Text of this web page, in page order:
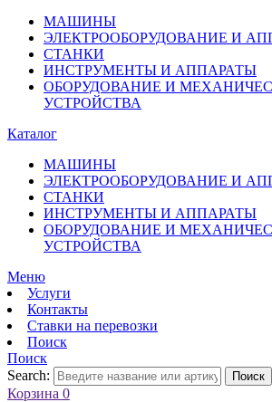
МАШИНЫ
ЭЛЕКТРООБОРУДОВАНИЕ И
СТАНКИ
ИНСТРУМЕНТЫ И АППАРАТЫ
ОБОРУДОВАНИЕ И
УСТРОЙСТВА
Каталог
МАШИНЫ
ЭЛЕКТРООБОРУДОВАНИЕ И
СТАНКИ
ИНСТРУМЕНТЫ И АППАРАТЫ
ОБОРУДОВАНИЕ И
УСТРОЙСТВА
Меню
Услуги
Контакты
Ставки на перевозки
Поиск
Поиск
Search:
Поиск
Корзина 0